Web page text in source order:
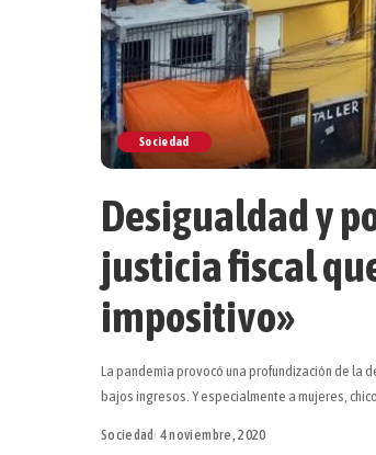
Sociedad
Desigualdad y
justicia fiscal
impositivo»
La pandemia provocó una profundización de la
bajos ingresos. Y especialmente a mujeres,
Sociedad 4 noviembre, 2020